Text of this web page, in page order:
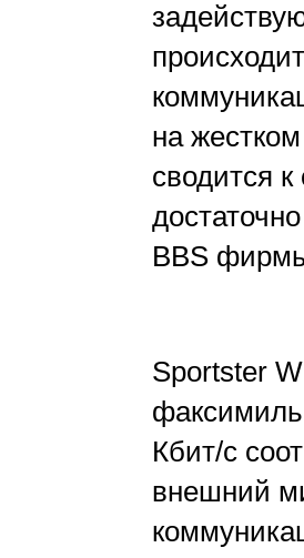
на
сводится
BBS
Sportster
Кбит/с
внешний